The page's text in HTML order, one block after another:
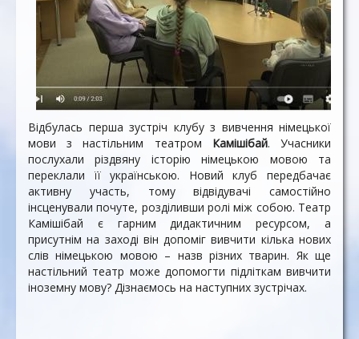
Відбулась перша зустріч клубу з вивчення німецької
мови з настільним театром Камішібай. Учасники
послухали різдвяну історію німецькою мовою та
переклали її українською. Новий клуб передбачає
активну участь, тому відвідувачі самостійно
інсценували почуте, розділивши ролі між собою. Театр
Камішібай є гарним дидактичним ресурсом, а
присутнім на заході він допоміг вивчити кілька нових
слів німецькою мовою – назв різних тварин. Як ще
настільний театр може допомогти підліткам вивчити
іноземну мову? Дізнаємось на наступних зустрічах.